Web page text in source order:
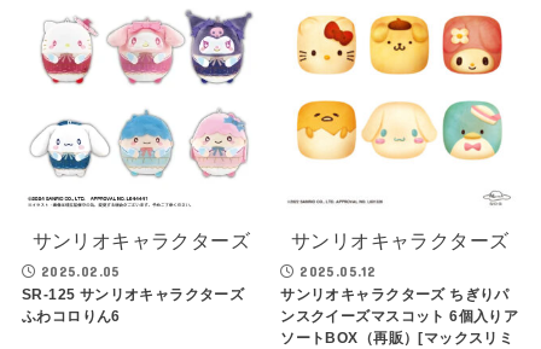
サンリオキャラクターズ
2025.02.05
SR-125 サンリオキャラクターズ
ふわコロりん6
サンリオキャラクターズ
2025.05.12
サンリオキャラクターズ ちぎりパ
ンスクイーズマスコット 6個入りア
ソートBOX（再販）[マックスリミ